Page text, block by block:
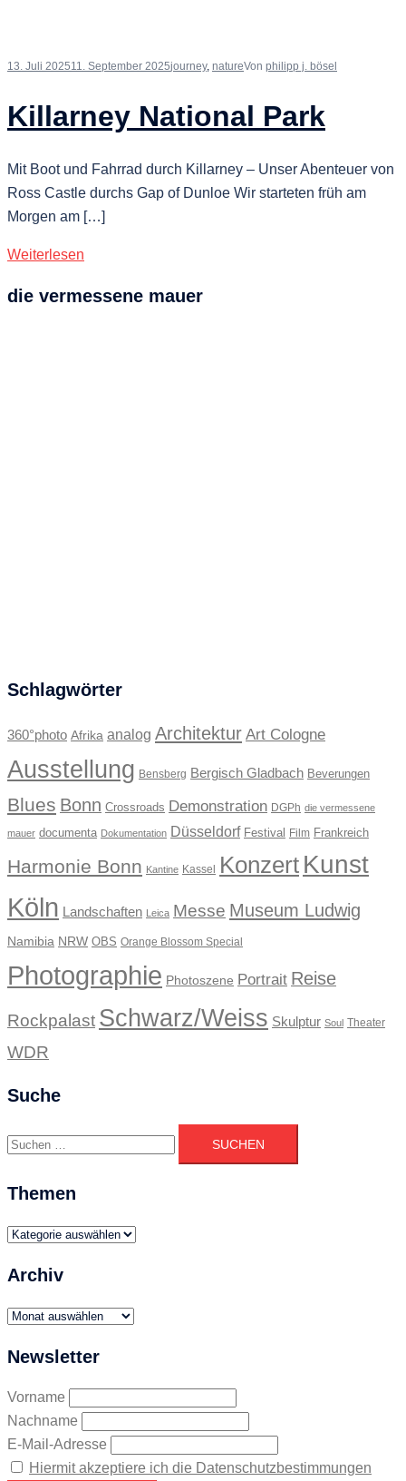
13. Juli 202511. September 2025journey, natureVon philipp j. bösel
Killarney National Park
Mit Boot und Fahrrad durch Killarney – Unser Abenteuer von
Ross Castle durchs Gap of Dunloe Wir starteten früh am
Morgen am […]
Weiterlesen
die vermessene mauer
Schlagwörter
360°photo Afrika analog Architektur Art Cologne
Ausstellung Bensberg Bergisch Gladbach Beverungen
Blues Bonn Crossroads Demonstration DGPh die vermessene
mauer documenta Dokumentation Düsseldorf Festival Film Frankreich
Harmonie Bonn Kantine Kassel Konzert Kunst
Köln Landschaften Leica Messe Museum Ludwig
Namibia NRW OBS Orange Blossom Special
Photographie Photoszene Portrait Reise
Rockpalast Schwarz/Weiss Skulptur Soul Theater
WDR
Suche
Suchen
nach:
Themen
Themen
Archiv
Archiv
Newsletter
Vorname
Nachname
E-Mail-Adresse
Hiermit akzeptiere ich die Datenschutzbestimmungen